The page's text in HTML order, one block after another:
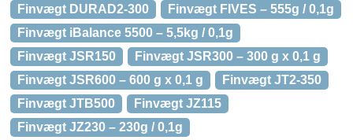
Finvægt DURAD2-300
Finvægt FIVES – 555g / 0,1g
Finvægt iBalance 5500 – 5,5kg / 0,1g
Finvægt JSR150
Finvægt JSR300 – 300 g x 0,1 g
Finvægt JSR600 – 600 g x 0,1 g
Finvægt JT2-350
Finvægt JTB500
Finvægt JZ115
Finvægt JZ230 – 230g / 0,1g